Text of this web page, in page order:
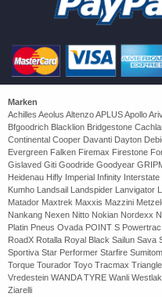
Marken
Achilles Aeolus Altenzo APLUS Apollo
Bfgoodrich Blacklion Bridgestone
Continental Cooper Davanti Dayton
Evergreen Falken Firemax Firestone
Gislaved Giti Goodride Goodyear
Heidenau Hifly Imperial Infinity
Kumho Landsail Landspider Lanvigator
Matador Maxtrek Maxxis Mazzini
Nankang Nexen Nitto Nokian Nordexx
Platin Pneus Ovada POINT S
RoadX Rotalla Royal Black Sailun Sava
Sportiva Star Performer Starfire
Torque Tourador Toyo Tracmax
Vredestein WANDA TYRE Wanli
Ziarelli